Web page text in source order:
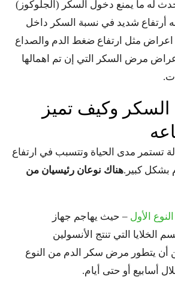
له ما يمنع دخول السكر (الجلوكوز)
أرتفاع شديد في نسبة السكر داخل
مثل ارتفاع ضغط الدم والصداع
مرض السكر التي إن تم اهمالها
وكيف تميز
تستمر مدى الحياة وتتسبب في ارتفاع
بشكل كبير.هناك نوعان رئيسيان من
الأول – حيث يهاجم جهاز
الخلايا التي تنتج الأنسولين
أن يتطور مرض سكر الدم من النوع
أسابيع أو حتى أيام.